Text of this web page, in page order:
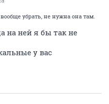
убрать, не нужна она там.
на ней я бы так не
у вас